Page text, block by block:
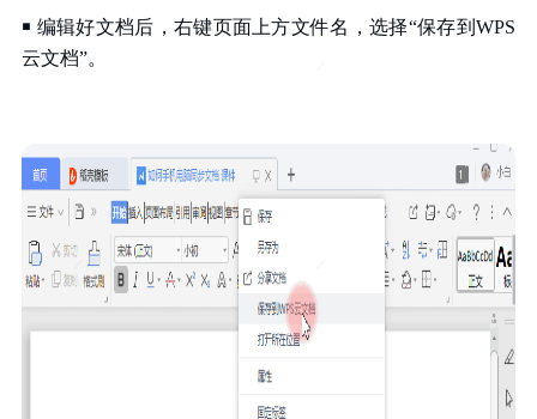
￭ 编辑好文档后，右键页面上方文件名，选择“保存到WPS
云文档”。